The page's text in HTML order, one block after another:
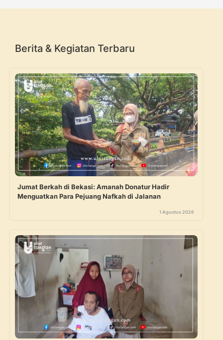
Berita & Kegiatan Terbaru
Jumat Berkah di Bekasi: Amanah Donatur Hadir
Menguatkan Para Pejuang Nafkah di Jalanan
1 Agustus 2026